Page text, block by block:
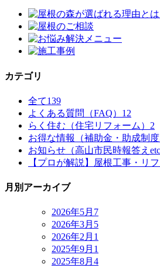
カテゴリ
全て139
よくある質問（FAQ） 12
らく住む（住宅リフォーム） 2
お得な情報（補助金・助成制度
お知らせ（高山市民時報答えetc
【プロが解説】屋根工事・リ
月別アーカイブ
2026年5月 7
2026年3月 5
2026年2月 1
2025年9月 1
2025年8月 4